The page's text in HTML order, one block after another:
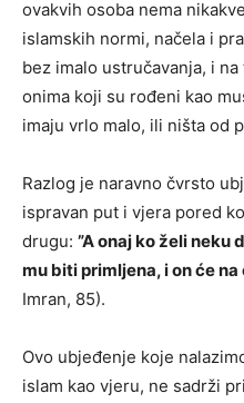
ovakvih osoba nema
islamskih normi, načela i
bez imalo ustručavanja, i
onima koji su rođeni kao
imaju vrlo malo, ili ništa od
Razlog je naravno čvrsto
ispravan put i vjera pored
drugu: ”A onaj ko želi neku
mu biti primljena, i on će
Imran, 85).
Ovo ubjeđenje koje
islam kao vjeru, ne sadrži